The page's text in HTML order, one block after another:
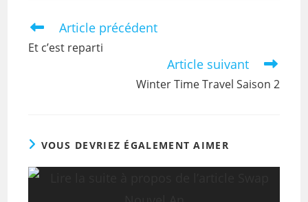
Article précédent
Et c’est reparti
Article suivant
Winter Time Travel Saison 2
VOUS DEVRIEZ ÉGALEMENT AIMER